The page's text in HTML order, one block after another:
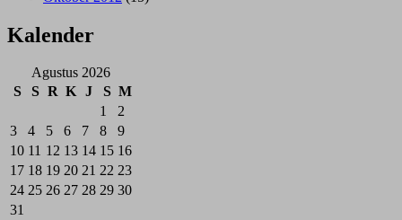
Kalender
Agustus 2026
S
S R K J S M
1
2
3
4 5 6 7 8
9
10 11 12 13 14 15 16
17 18 19 20 21 22 23
24 25 26 27 28 29 30
31